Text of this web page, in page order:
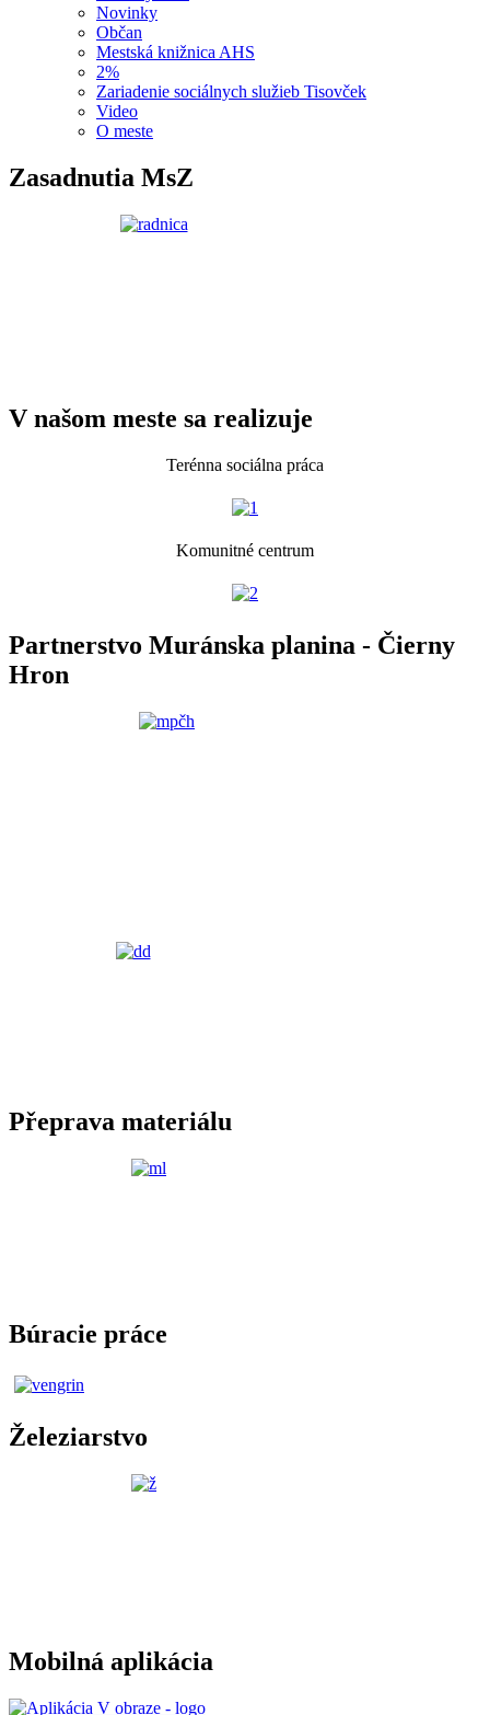
Novinky
Občan
Mestská knižnica AHS
2%
Zariadenie sociálnych služieb Tisovček
Video
O meste
Zasadnutia MsZ
V našom meste sa realizuje
Terénna sociálna práca
Komunitné centrum
Partnerstvo Muránska planina - Čierny
Hron
Přeprava materiálu
Búracie práce
Železiarstvo
Mobilná aplikácia